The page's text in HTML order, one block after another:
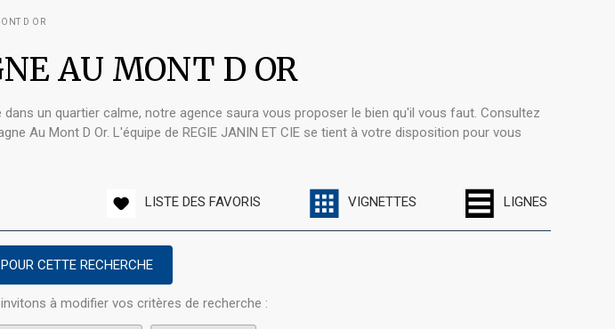
D OR
AU MONT D OR
un quartier calme, notre agence saura vous proposer le bien qu'il vous faut. Consultez
Au Mont D Or. L'équipe de REGIE JANIN ET CIE se tient à votre disposition pour vous
LISTE DES FAVORIS VIGNETTES LIGNES
à modifier vos critères de recherche :